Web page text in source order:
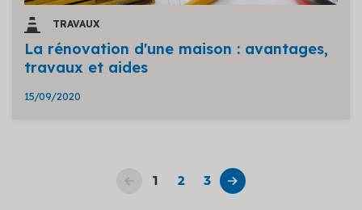
TRAVAUX
La rénovation d'une maison : avantages,
travaux et aides
15/09/2020
1 2 3